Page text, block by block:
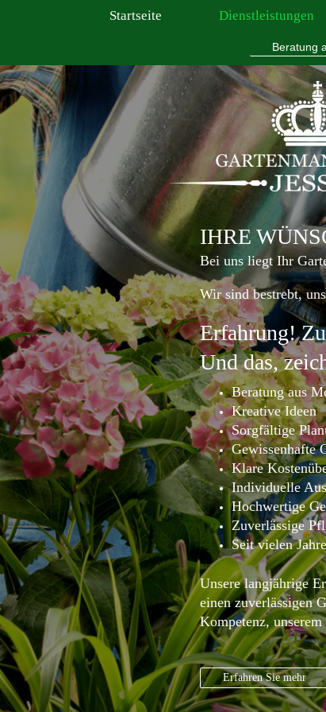
Startseite Dienstleistungen
Beratung
IHRE
Bei uns liegt Ihr
Wir sind bestrebt,
Erfahrung!
Und das,
Beratung aus
Kreative Ideen
Sorgfältige
Gewissenhafte
Klare
Individuelle
Hochwertige
Zuverlässige
Seit vielen
Unsere langjährige
einen zuverlässigen
Kompetenz,
Erfahren Sie mehr